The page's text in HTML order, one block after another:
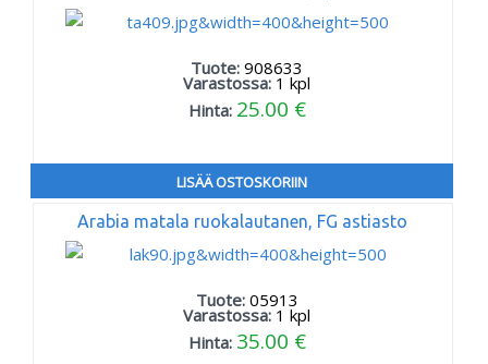
Tuote:908633
Varastossa: 1 kpl
Hinta: 25.00 €
LISÄÄ OSTOSKORIIN
Arabia matala ruokalautanen, FG astiasto
Tuote: 05913
Varastossa: 1 kpl
Hinta: 35.00 €